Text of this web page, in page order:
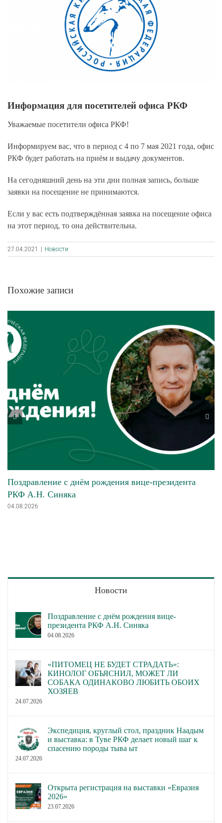
Информация для посетителей офиса РКФ
Уважаемые посетители офиса РКФ!
Информируем вас, что в период с 4 по 7 мая 2021 года, офис
РКФ будет работать на приём и выдачу документов.
На сегодняшний день на эти дни полная запись, больше
заявки на посещение не принимаются.
Если у вас есть подтверждённая заявка на посещение офиса
на этот период, то она действительна.
27.04.2021 Новости
Похожие записи
Поздравление с днём рождения вице-президента
РКФ А.Н. Синяка
04.08.2026
Новости
Поздравление с днём рождения вице-
президента РКФ А.Н. Синяка
04.08.2026
«ПИТОМЕЦ НЕ БУДЕТ СТРАДАТЬ»:
КИНОЛОГ ОБЪЯСНИЛ, МОЖЕТ ЛИ
СОБАКА ОДИНАКОВО ЛЮБИТЬ ОБОИХ
ХОЗЯЕВ
24.07.2026
Экспедиция, круглый стол, праздник Наадым
и выставка: в Туве РКФ делает новый шаг к
спасению породы тыва ыт
24.07.2026
Открыта регистрация на выставки «Евразия
2026»
23.07.2026